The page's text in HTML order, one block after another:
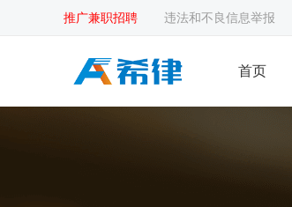
推广兼职招聘 违法和不良信息举报
首页